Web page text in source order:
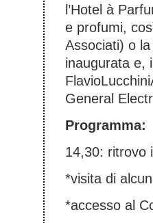
l’Hotel à
e profumi,
Associati) o
inaugurata e,
General
Programma:
14,30: ritrovo
*visita di
*accesso al